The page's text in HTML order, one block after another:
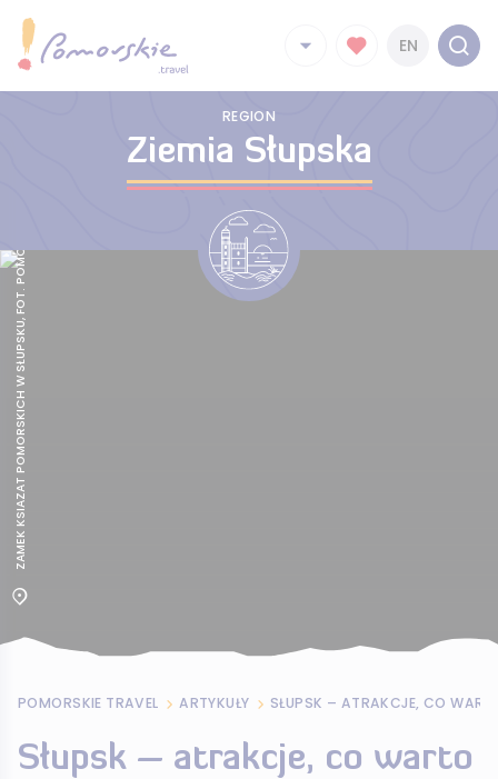
EN
REGION
Ziemia Słupska
ZAMEK KSIAZAT POMORSKICH W SŁUPSKU, FOT. POMORSKIE TRAVEL
POMORSKIE TRAVEL ARTYKUŁY
Słupsk – atrakcje, co warto